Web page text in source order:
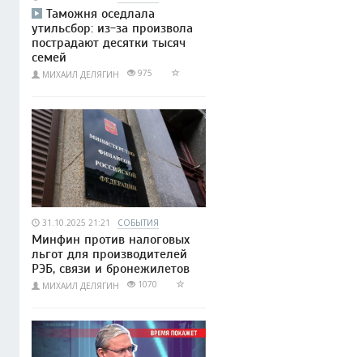
Таможня оседлала
утильсбор: из-за произвола
пострадают десятки тысяч
семей
МИХАИЛ ДЕЛЯГИН 975
31.10.2025 21:21 СОБЫТИЯ
Минфин против налоговых
льгот для производителей
РЭБ, связи и бронежилетов
МИХАИЛ ДЕЛЯГИН 1070